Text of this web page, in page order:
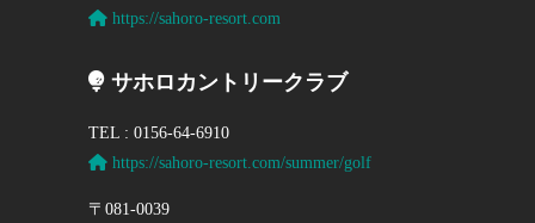
https://sahoro-resort.com
サホロカントリークラブ
TEL : 0156-64-6910
https://sahoro-resort.com/summer/golf
〒081-0039